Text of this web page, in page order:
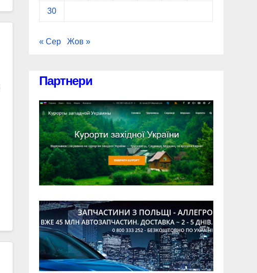
30
« Сер Жов »
Партнери